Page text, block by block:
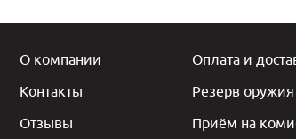
О компании
Контакты
Отзывы
Оплата и
Резерв оружия
Приём на